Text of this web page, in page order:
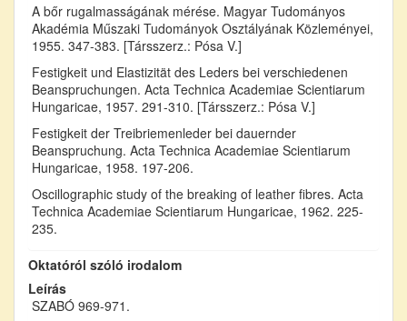
A bőr rugalmasságának mérése. Magyar Tudományos
Akadémia Műszaki Tudományok Osztályának Közleményei,
1955. 347-383. [Társszerz.: Pósa V.]
Festigkeit und Elastizität des Leders bei verschiedenen
Beanspruchungen. Acta Technica Academiae Scientiarum
Hungaricae, 1957. 291-310. [Társszerz.: Pósa V.]
Festigkeit der Treibriemenleder bei dauernder
Beanspruchung. Acta Technica Academiae Scientiarum
Hungaricae, 1958. 197-206.
Oscillographic study of the breaking of leather fibres. Acta
Technica Academiae Scientiarum Hungaricae, 1962. 225-
235.
Oktatóról szóló irodalom
Leírás
SZABÓ 969-971.